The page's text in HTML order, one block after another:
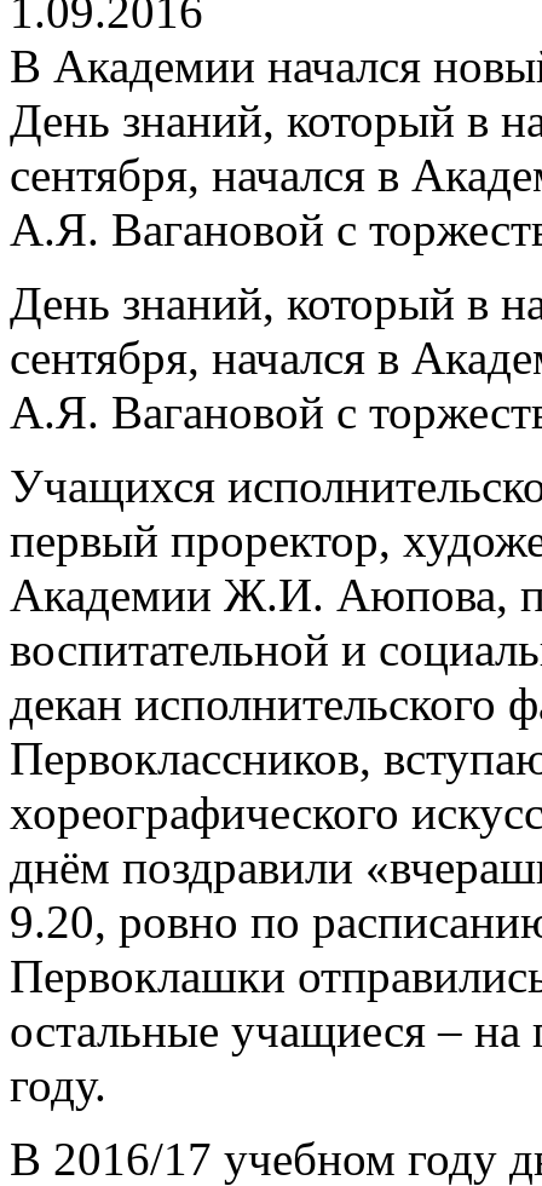
1.09.2016
В Академии начался
День знаний, который в
сентября, начался в
А.Я. Вагановой с
День знаний, который в
сентября, начался в
А.Я. Вагановой с
Учащихся
первый проректор,
Академии Ж.И. Аюпова,
воспитательной и
декан исполнительского
Первоклассников,
хореографического
днём поздравили
9.20, ровно по
Первоклашки
остальные учащиеся –
году.
В 2016/17 учебном году